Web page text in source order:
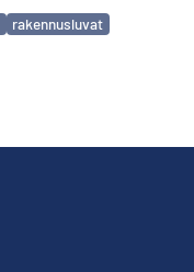
rakennusluvat